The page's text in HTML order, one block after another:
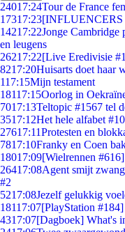
24017:24Tour de France
17317:23[INFLUENCERS
14217:22Jonge Cambridge
en leugens
26217:22[Live Eredivisie
8217:20Huisarts doet haar
117:15Mijn testament
18117:15Oorlog in
7017:13Teltopic #1567 tel
3517:12Het hele alfabet
27617:11Protesten en
7817:10Franky en Coen
18017:09[Wielrennen
26417:08Agent smijt
#2
5217:08Jezelf gelukkig
18117:07[PlayStation
4317:07[Dagboek] What's